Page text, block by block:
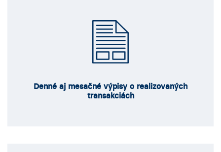
Denné aj mesačné výpisy o realizovaných
transakciách